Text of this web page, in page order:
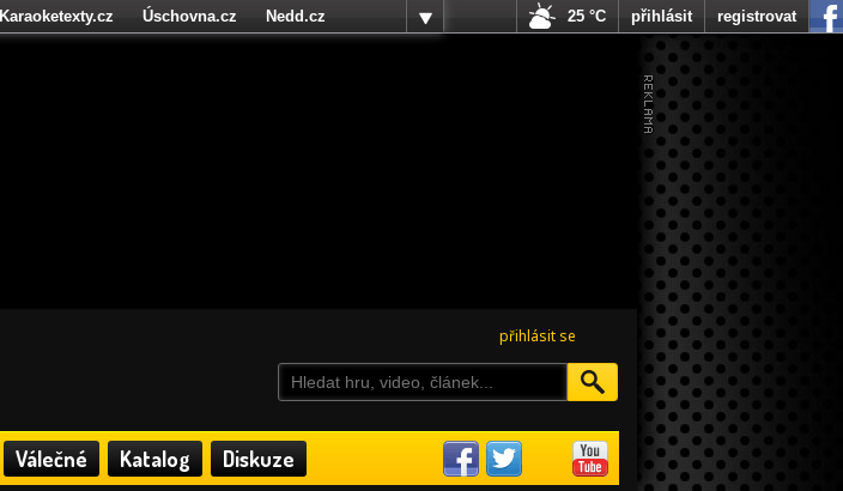
přihlásit se
Válečné Katalog Diskuze
Karaoketexty.cz Úschovna.cz
Nedd.cz
25 °C přihlásit registrovat